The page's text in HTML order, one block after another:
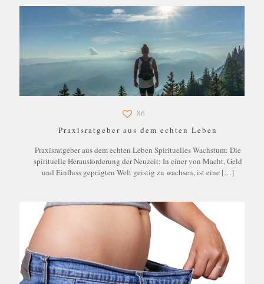
86
Praxisratgeber aus dem echten Leben
Praxisratgeber aus dem echten Leben Spirituelles Wachstum: Die
spirituelle Herausforderung der Neuzeit: In einer von Macht, Geld
und Einfluss geprägten Welt geistig zu wachsen, ist eine […]